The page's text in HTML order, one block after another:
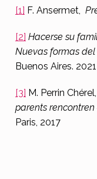
[1] F. Ansermet,
[2] Hacerse su
Nuevas formas
Buenos Aires. 2021
[3] M. Perrin Chérel,
parents
Paris, 2017